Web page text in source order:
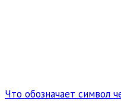
Что обозначает символ